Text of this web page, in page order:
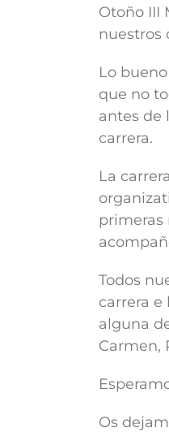
Otoño III
nuestros
Lo
que no
antes de
carrera.
La
primeras
Todos
carrera e
alguna
Carmen,
Os